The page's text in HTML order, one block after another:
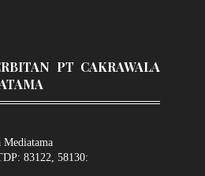
PT CAKRAWALA
Mediatama
83122, 58130: